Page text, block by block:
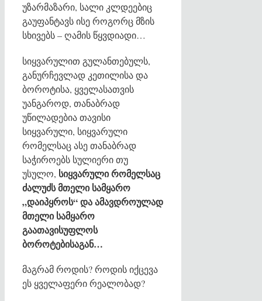
უზარმაზარი, სალი კლდეებიც
გაუფანტავს ისე როგორც მზის
სხივებს – ღამის წყვდიადი…
სიყვარულით გულანთებულს,
განურჩევლად კეთილისა და
ბოროტისა, ყველასათვის
უანგაროდ, თანაბრად
უწილადებია თავისი
სიყვარული, სიყვარული
რომელსაც ასე თანაბრად
საჭიროებს სულიერი თუ
უსულო, სიყვარულირომელსაც
ძალუძსმთელი სამყარო
„დაიპყროს“დაამავდროულად
მთელი სამყარო
გაათავისუფლოს
ბოროტებისაგან…
მაგრამ როდის? როდის იქცევა
ეს ყველაფერი რეალობად?